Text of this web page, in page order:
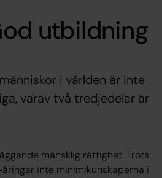
utbildning
i världen är inte
varav två tredjedelar är
mänsklig rättighet. Trots
inte minimikunskaperna i